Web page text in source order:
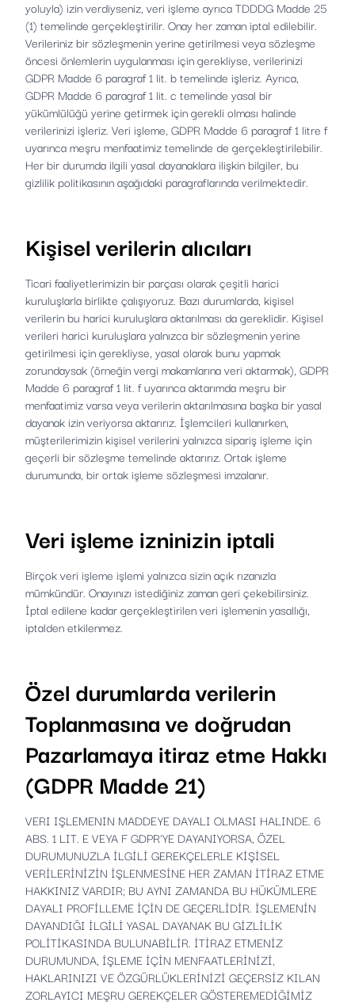
yoluyla) izin verdiyseniz, veri işleme ayrıca TDDDG Madde 25
(1) temelinde gerçekleştirilir. Onay her zaman iptal edilebilir.
Verileriniz bir sözleşmenin yerine getirilmesi veya sözleşme
öncesi önlemlerin uygulanması için gerekliyse, verilerinizi
GDPR Madde 6 paragraf 1 lit. b temelinde işleriz. Ayrıca,
GDPR Madde 6 paragraf 1 lit. c temelinde yasal bir
yükümlülüğü yerine getirmek için gerekli olması halinde
verilerinizi işleriz. Veri işleme, GDPR Madde 6 paragraf 1 litre f
uyarınca meşru menfaatimiz temelinde de gerçekleştirilebilir.
Her bir durumda ilgili yasal dayanaklara ilişkin bilgiler, bu
gizlilik politikasının aşağıdaki paragraflarında verilmektedir.
Kişisel verilerin alıcıları
Ticari faaliyetlerimizin bir parçası olarak çeşitli harici
kuruluşlarla birlikte çalışıyoruz. Bazı durumlarda, kişisel
verilerin bu harici kuruluşlara aktarılması da gereklidir. Kişisel
verileri harici kuruluşlara yalnızca bir sözleşmenin yerine
getirilmesi için gerekliyse, yasal olarak bunu yapmak
zorundaysak (örneğin vergi makamlarına veri aktarmak), GDPR
Madde 6 paragraf 1 lit. f uyarınca aktarımda meşru bir
menfaatimiz varsa veya verilerin aktarılmasına başka bir yasal
dayanak izin veriyorsa aktarırız. İşlemcileri kullanırken,
müşterilerimizin kişisel verilerini yalnızca sipariş işleme için
geçerli bir sözleşme temelinde aktarırız. Ortak işleme
durumunda, bir ortak işleme sözleşmesi imzalanır.
Veri işleme izninizin iptali
Birçok veri işleme işlemi yalnızca sizin açık rızanızla
mümkündür. Onayınızı istediğiniz zaman geri çekebilirsiniz.
İptal edilene kadar gerçekleştirilen veri işlemenin yasallığı,
iptalden etkilenmez.
Özel durumlarda verilerin
Toplanmasına ve doğrudan
Pazarlamaya itiraz etme Hakkı
(GDPR Madde 21)
VERI IŞLEMENIN MADDEYE DAYALI OLMASI HALINDE. 6
ABS. 1 LIT. E VEYA F GDPR'YE DAYANIYORSA, ÖZEL
DURUMUNUZLA İLGİLİ GEREKÇELERLE KİŞİSEL
VERİLERİNİZİN İŞLENMESİNE HER ZAMAN İTİRAZ ETME
HAKKINIZ VARDIR; BU AYNI ZAMANDA BU HÜKÜMLERE
DAYALI PROFİLLEME İÇİN DE GEÇERLİDİR. İŞLEMENİN
DAYANDIĞI İLGİLİ YASAL DAYANAK BU GİZLİLİK
POLİTİKASINDA BULUNABİLİR. İTİRAZ ETMENİZ
DURUMUNDA, İŞLEME İÇİN MENFAATLERİNİZİ,
HAKLARINIZI VE ÖZGÜRLÜKLERİNİZİ GEÇERSİZ KILAN
ZORLAYICI MEŞRU GEREKÇELER GÖSTEREMEDİĞİMİZ